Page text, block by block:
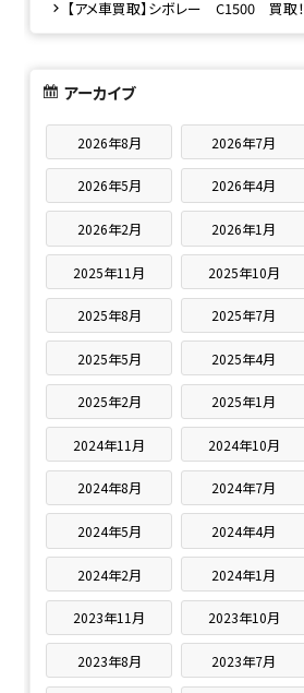
【アメ車買取】シボレー C1500 買取！
アーカイブ
2026年8月 2026年7月
2026年5月 2026年4月
2026年2月 2026年1月
2025年11月 2025年10月
2025年8月 2025年7月
2025年5月 2025年4月
2025年2月 2025年1月
2024年11月 2024年10月
2024年8月 2024年7月
2024年5月 2024年4月
2024年2月 2024年1月
2023年11月 2023年10月
2023年8月 2023年7月